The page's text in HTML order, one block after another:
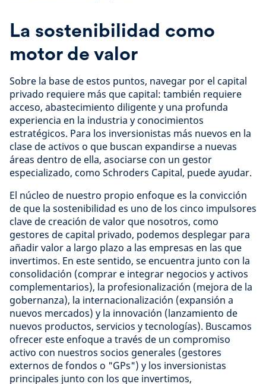
La sostenibilidad como
motor de valor
Sobre la base de estos puntos, navegar por el capital
privado requiere más que capital: también requiere
acceso, abastecimiento diligente y una profunda
experiencia en la industria y conocimientos
estratégicos. Para los inversionistas más nuevos en la
clase de activos o que buscan expandirse a nuevas
áreas dentro de ella, asociarse con un gestor
especializado, como Schroders Capital, puede ayudar.
El núcleo de nuestro propio enfoque es la convicción
de que la sostenibilidad es uno de los cinco impulsores
clave de creación de valor que nosotros, como
gestores de capital privado, podemos desplegar para
añadir valor a largo plazo a las empresas en las que
invertimos. En este sentido, se encuentra junto con la
consolidación (comprar e integrar negocios y activos
complementarios), la profesionalización (mejora de la
gobernanza), la internacionalización (expansión a
nuevos mercados) y la innovación (lanzamiento de
nuevos productos, servicios y tecnologías). Buscamos
ofrecer este enfoque a través de un compromiso
activo con nuestros socios generales (gestores
externos de fondos o "GPs") y los inversionistas
principales junto con los que invertimos,